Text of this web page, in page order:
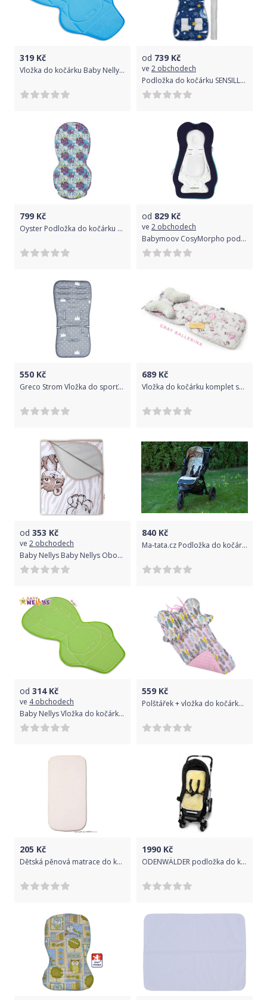
319 Kč
Vložka do kočárku Baby Nellys ® - modrá/tyrkys
od 739 Kč
ve 2 obchodech
Podložka do kočárku SENSILLO, model Deluxe, set 4ks, motiv vesmír
799 Kč
Oyster Podložka do kočárku SWEET ROSE
od 829 Kč
ve 2 obchodech
Babymoov CosyMorpho podložka Blue FRESH
550 Kč
Greco Strom Vložka do sporťáku paměťová pěna modrá
689 Kč
Vložka do kočárku komplet sada + polštářek motýlek Floo for baby Gray ballerina
od 353 Kč
ve 2 obchodech
Baby Nellys Baby Nellys Oboustranná letní deka Bavlna jersey 100x75cm, ZOO - béžová
840 Kč
Ma-tata.cz Podložka do kočárku Značka kočárku: Britax B-Motion (B-Motion +)
od 314Kč
ve 4 obchodech
Baby Nellys Vložka do kočárku Baby Nellys ® - zelená
559 Kč
Polštářek + vložka do kočárku LittleUp Pink Feathers 2019
205 Kč
Dětská pěnová matrace do kočárku New Baby BASIC 75x35x2 bílá, Bílá
1990 Kč
ODENWÄLDER podložka do kočárku kožešina- více barev natur